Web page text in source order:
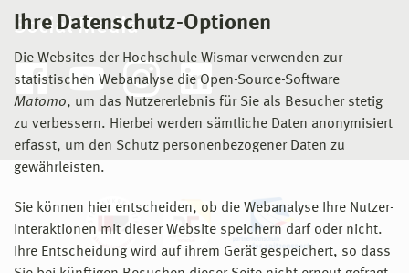
Ihre Datenschutz-Optionen
Die Websites der Hochschule Wismar verwenden zur
statistischen Webanalyse die Open-Source-Software
Matomo, um das Nutzererlebnis für Sie als Besucher stetig
zu verbessern. Hierbei werden sämtliche Daten anonymisiert
erfasst, um den Schutz personenbezogener Daten zu
gewährleisten.
Sie können hier entscheiden, ob die Webanalyse Ihre Nutzer-
Interaktionen mit dieser Website speichern darf oder nicht.
Ihre Entscheidung wird auf ihrem Gerät gespeichert, so dass
Social Media